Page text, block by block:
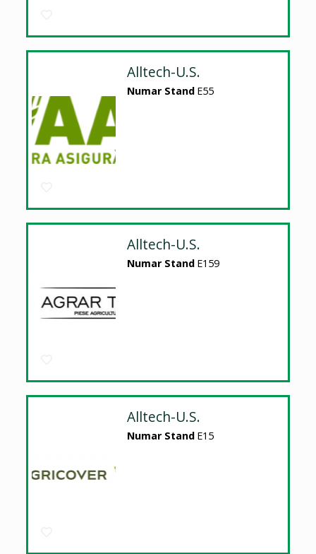
Alltech-U.S.
Numar Stand E55
Alltech-U.S.
Numar Stand E159
Alltech-U.S.
Numar Stand E15